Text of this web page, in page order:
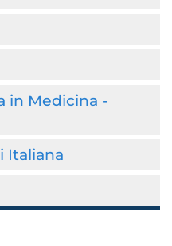
in Medicina -
Italiana